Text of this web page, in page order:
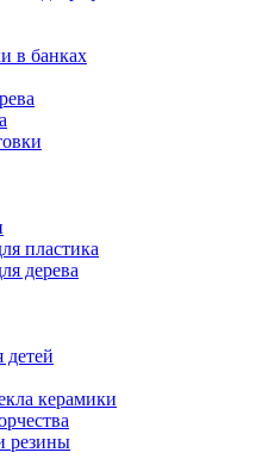
в банках
пластика
дерева
детей
керамики
резины